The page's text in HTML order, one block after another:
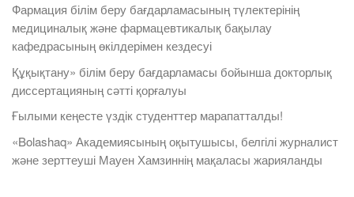
Фармация білім беру бағдарламасының түлектерінің
медициналық және фармацевтикалық бақылау
кафедрасының өкілдерімен кездесуі
Құқықтану» білім беру бағдарламасы бойынша докторлық
диссертацияның сәтті қорғалуы
Ғылыми кеңесте үздік студенттер марапатталды!
«Bolashaq» Академиясының оқытушысы, белгілі журналист
және зерттеуші Мауен Хамзиннің мақаласы жарияланды